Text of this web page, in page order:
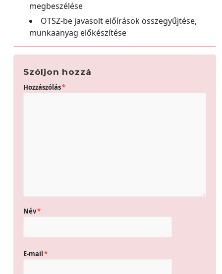
megbeszélése
OTSZ-be javasolt előírások összegyűjtése,
munkaanyag előkészítése
Szóljon hozzá
Hozzászólás*
Név*
E-mail*